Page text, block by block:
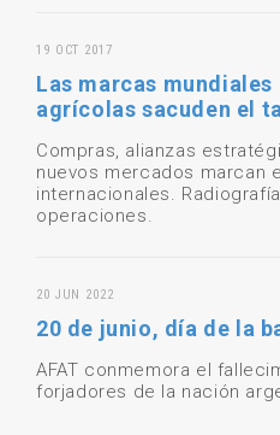
19 OCT 2017
Las marcas mundiales
agrícolas sacuden el
Compras, alianzas
nuevos mercados marcan
internacionales.
operaciones.
20 JUN 2022
20 de junio, día de la
AFAT conmemora el
forjadores de la nación